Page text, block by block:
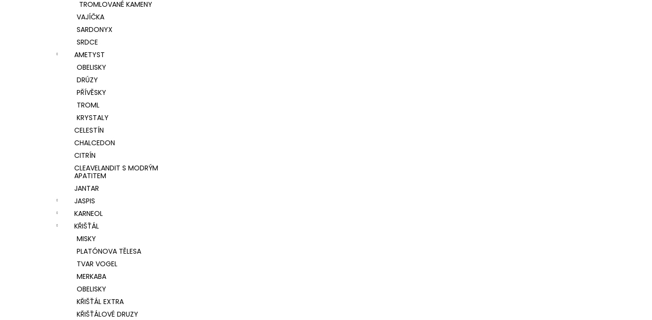
TROMLOVANÉ KAMENY
VAJÍČKA
SARDONYX
SRDCE
AMETYST
OBELISKY
DRÚZY
PŘÍVĚSKY
TROML
KRYSTALY
CELESTÍN
CHALCEDON
CITRÍN
CLEAVELANDIT S MODRÝM
APATITEM
JANTAR
JASPIS
KARNEOL
KŘIŠŤÁL
MISKY
PLATÓNOVA TĚLESA
TVAR VOGEL
MERKABA
OBELISKY
KŘIŠŤÁL EXTRA
KŘIŠŤÁLOVÉ DRUZY